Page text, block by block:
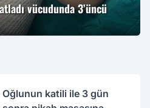
vücudunda 3’üncü
Oğlunun katili ile 3 gün